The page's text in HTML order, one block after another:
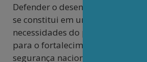
Defender o desenvolvimento de
se constitui em um discurso
necessidades do país e que em
para o fortalecimento da
segurança nacional. Até mesmo